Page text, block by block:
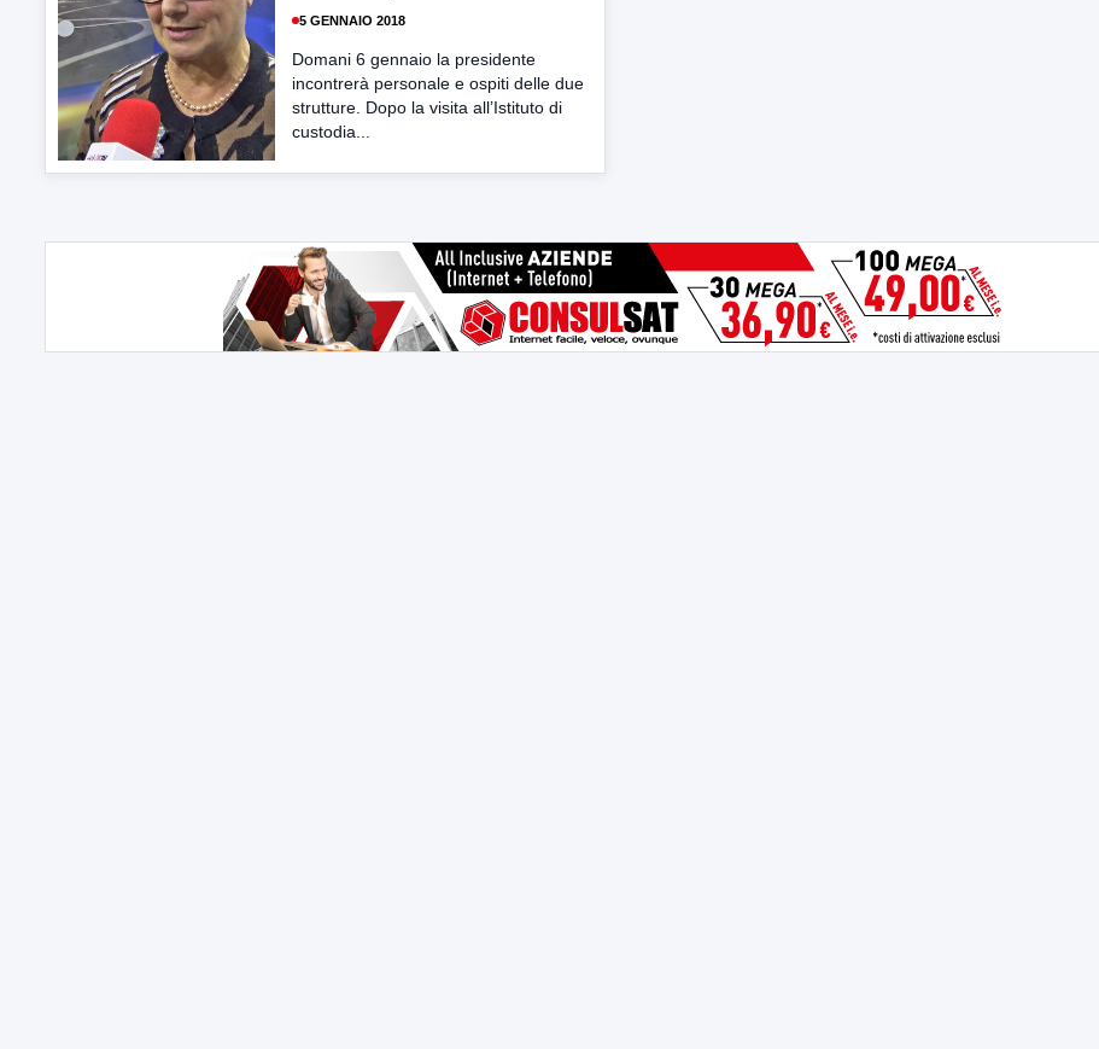
5 GENNAIO 2018
Domani 6 gennaio la presidente
incontrerà personale e ospiti delle due
strutture. Dopo la visita all’Istituto di
custodia...